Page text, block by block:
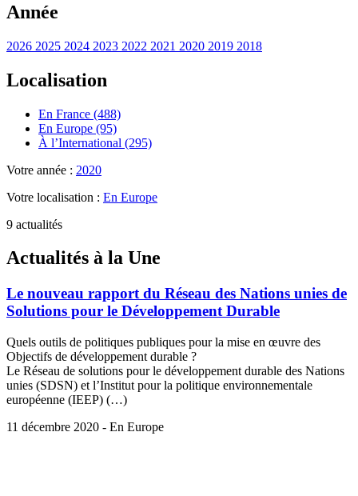
Année
2026 2025 2024 2023 2022 2021 2020 2019 2018
Localisation
En France (488)
En Europe (95)
À l’International (295)
Votre année : 2020
Votre localisation : En Europe
9 actualités
Actualités à la Une
Le nouveau rapport du Réseau des Nations unies de
Solutions pour le Développement Durable
Quels outils de politiques publiques pour la mise en œuvre des
Objectifs de développement durable ?
Le Réseau de solutions pour le développement durable des Nations
unies (SDSN) et l’Institut pour la politique environnementale
européenne (IEEP) (…)
11 décembre 2020 - En Europe